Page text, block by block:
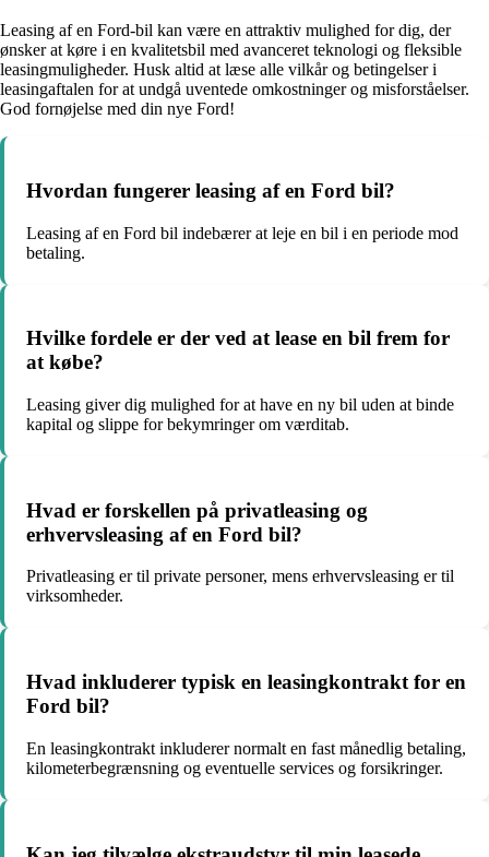
Leasing af en Ford-bil kan være en attraktiv mulighed for dig, der
ønsker at køre i en kvalitetsbil med avanceret teknologi og fleksible
leasingmuligheder. Husk altid at læse alle vilkår og betingelser i
leasingaftalen for at undgå uventede omkostninger og misforståelser.
God fornøjelse med din nye Ford!
Hvordan fungerer leasing af en Ford bil?
Leasing af en Ford bil indebærer at leje en bil i en periode mod
betaling.
Hvilke fordele er der ved at lease en bil frem for
at købe?
Leasing giver dig mulighed for at have en ny bil uden at binde
kapital og slippe for bekymringer om værditab.
Hvad er forskellen på privatleasing og
erhvervsleasing af en Ford bil?
Privatleasing er til private personer, mens erhvervsleasing er til
virksomheder.
Hvad inkluderer typisk en leasingkontrakt for en
Ford bil?
En leasingkontrakt inkluderer normalt en fast månedlig betaling,
kilometerbegrænsning og eventuelle services og forsikringer.